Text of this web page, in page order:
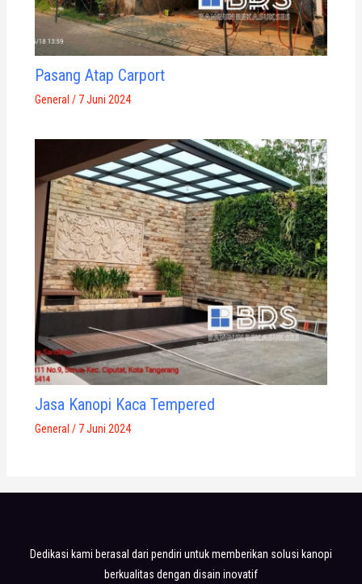
Pasang Atap Carport
General / 7 Juni 2024
Jasa Kanopi Kaca Tempered
General / 7 Juni 2024
Dedikasi kami berasal dari pendiri untuk memberikan solusi kanopi
berkualitas dengan disain inovatif